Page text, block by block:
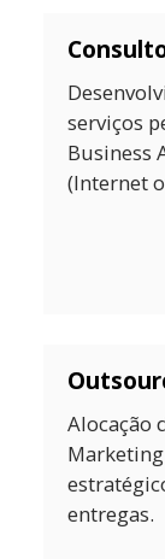
serviços
Business
(Internet
Alocação
entregas.